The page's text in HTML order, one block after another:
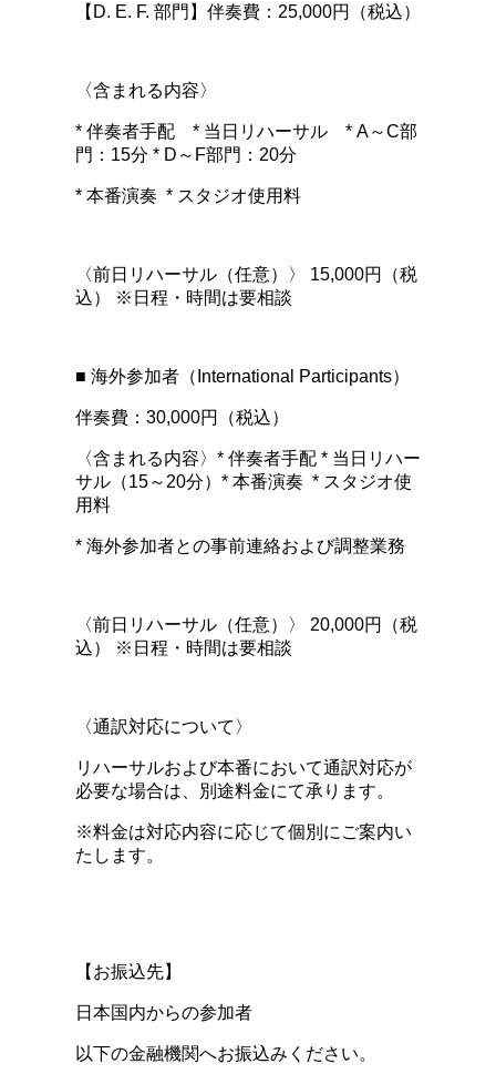
【D. E. F. 部門】伴奏費：25,000円（税込）
〈含まれる内容〉
* 伴奏者手配 * 当日リハーサル * A～C部
門：15分 * D～F部門：20分
* 本番演奏 * スタジオ使用料
〈前日リハーサル（任意）〉 15,000円（税
込） ※日程・時間は要相談
■ 海外参加者（International Participants）
伴奏費：30,000円（税込）
〈含まれる内容〉* 伴奏者手配 * 当日リハー
サル（15～20分）* 本番演奏 * スタジオ使
用料
* 海外参加者との事前連絡および調整業務
〈前日リハーサル（任意）〉 20,000円（税
込） ※日程・時間は要相談
〈通訳対応について〉
リハーサルおよび本番において通訳対応が
必要な場合は、別途料金にて承ります。
※料金は対応内容に応じて個別にご案内い
たします。
【お振込先】
日本国内からの参加者
以下の金融機関へお振込みください。